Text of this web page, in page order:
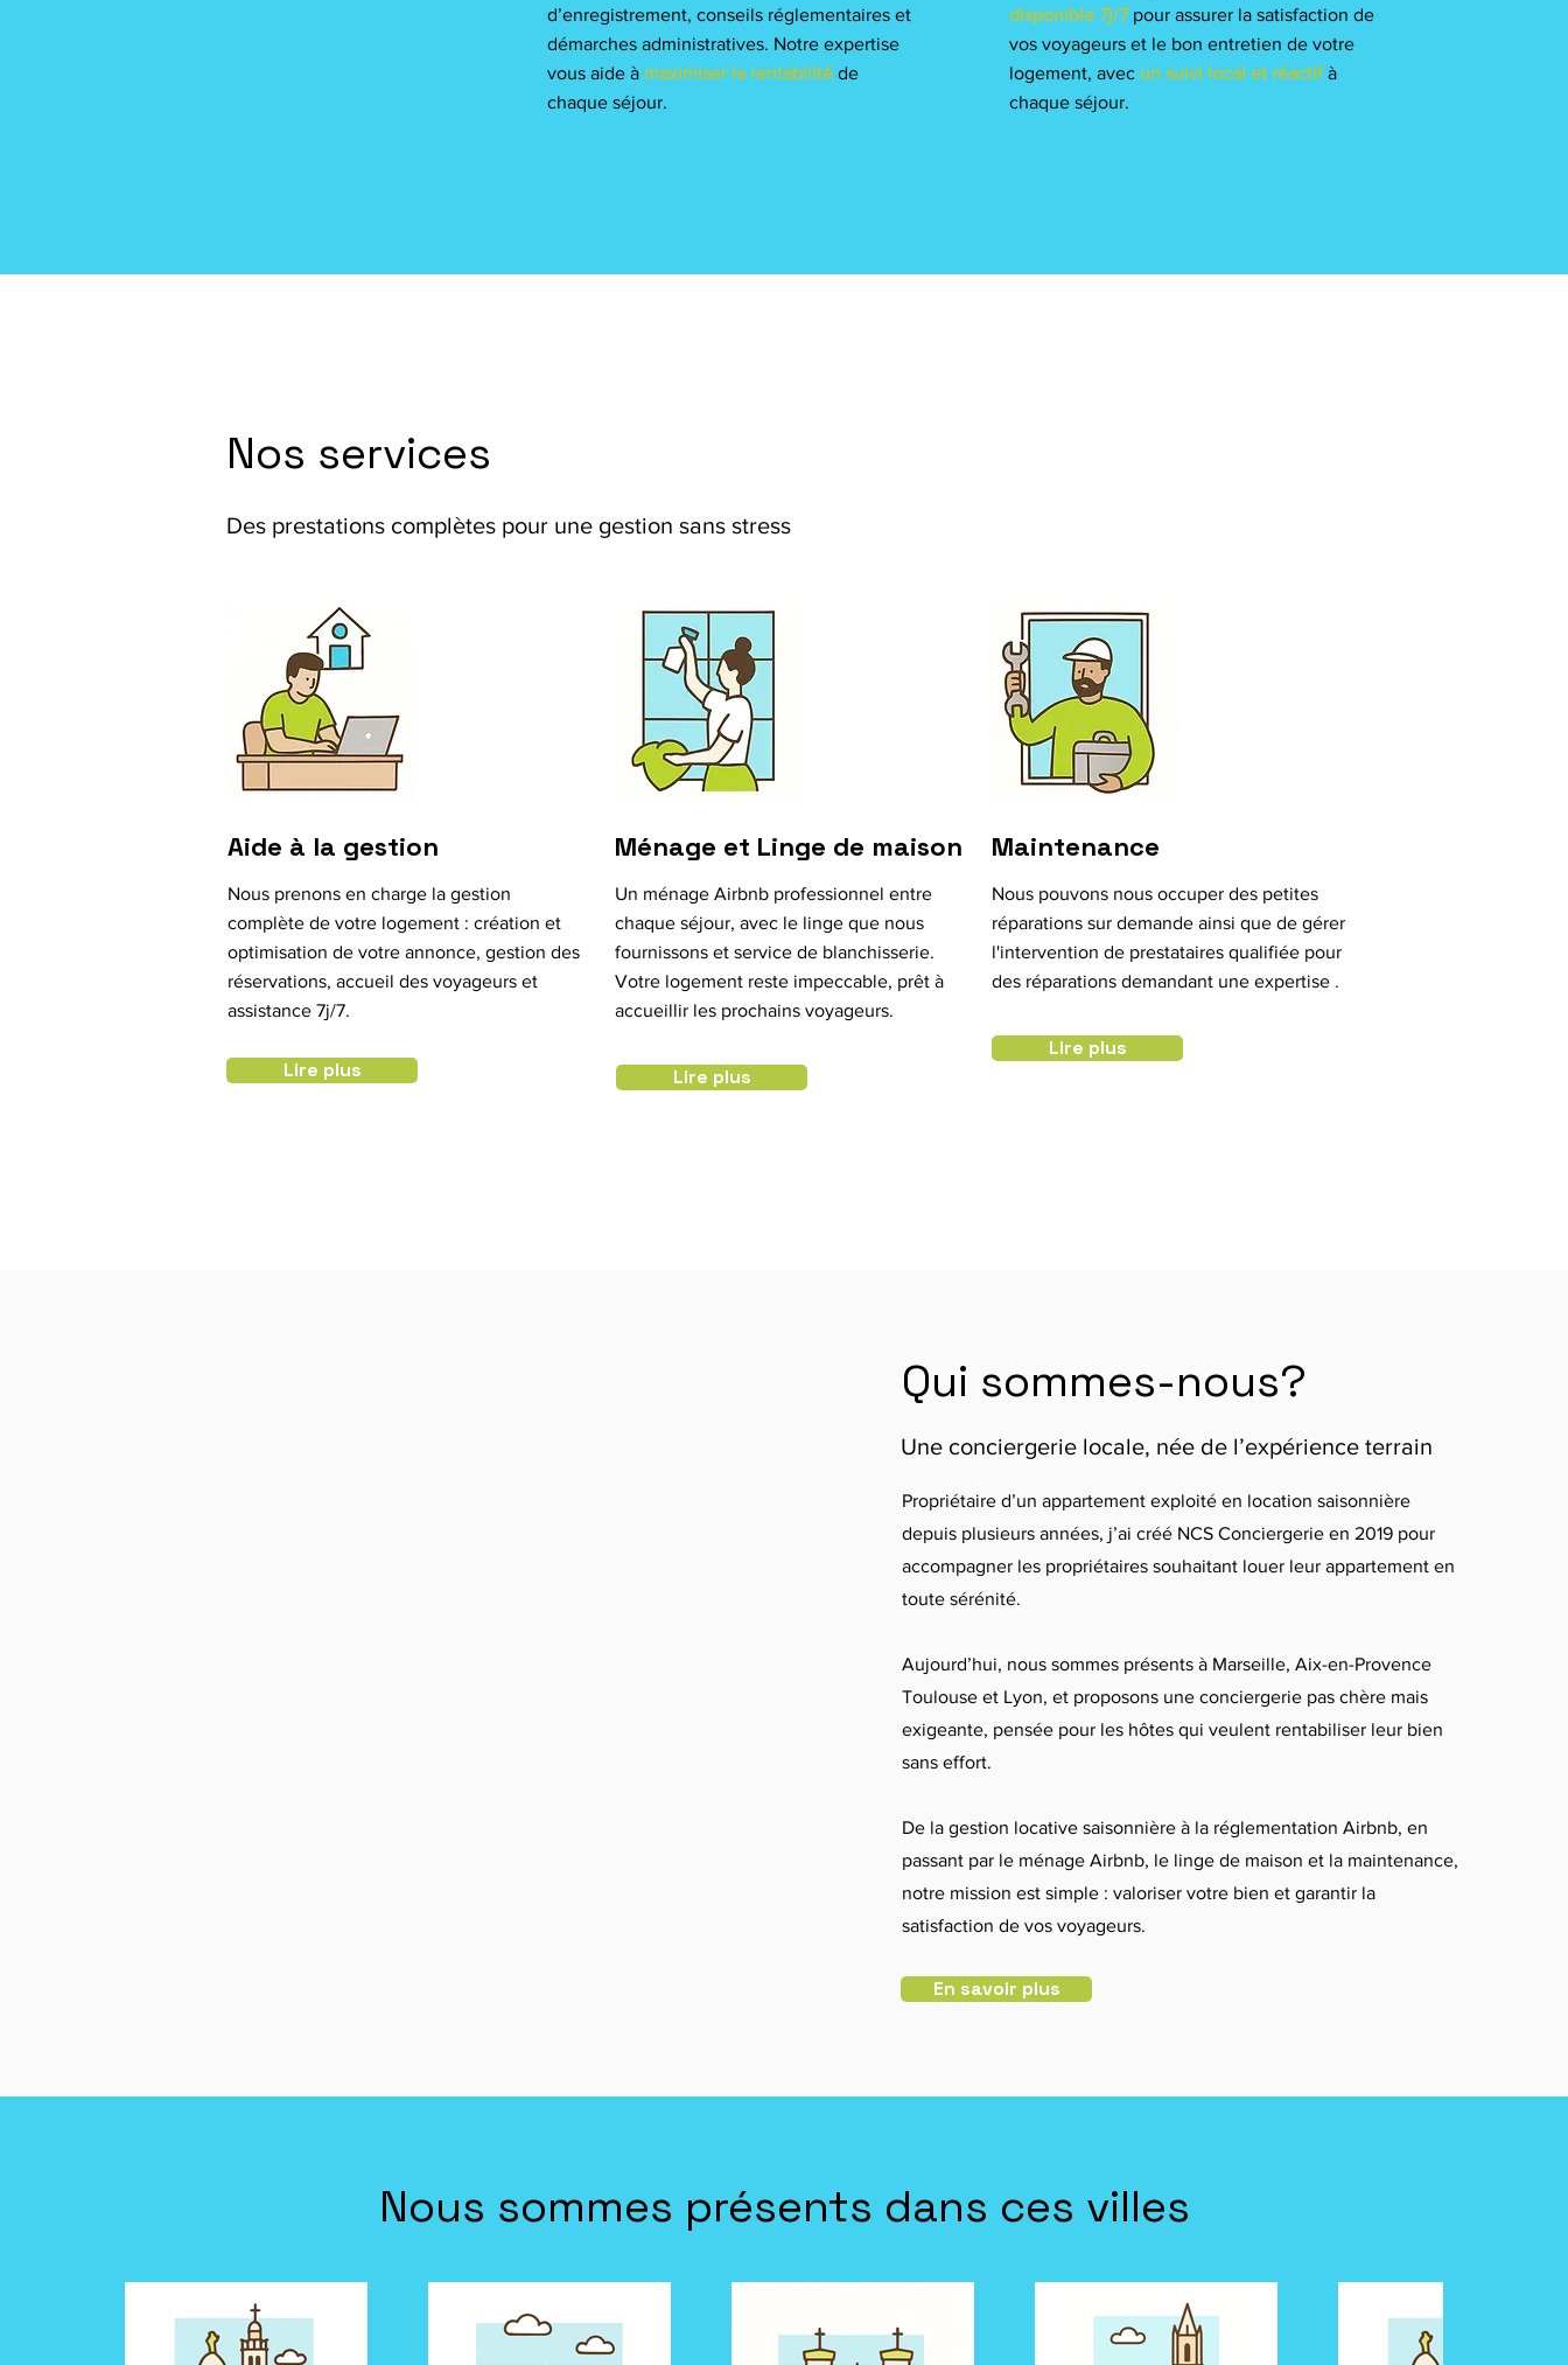
d’enregistrement, conseils réglementaires et
démarches administratives. Notre expertise
vous aide à maximiser la rentabilité de
chaque séjour.
disponible 7j/7 pour assurer la satisfaction de
vos voyageurs et le bon entretien de votre
logement, avec un suivi local et réactifà
chaque séjour.
Nos services
Des prestations complètes pour une gestion sans stress
Aide à la gestion
Nous prenons en charge la gestion
complète de votre logement : création et
optimisation de votre annonce, gestion des
réservations, accueil des voyageurs et
assistance 7j/7.
Lire plus
Ménage et Linge de maison
Un ménage Airbnb professionnel entre
chaque séjour, avec le linge que nous
fournissons et service de blanchisserie.
Votre logement reste impeccable, prêt à
accueillir les prochains voyageurs.
Lire plus
Maintenance
Nous pouvons nous occuper des petites
réparations sur demande ainsi que de gérer
l'intervention de prestataires qualifiée pour
des réparations demandant une expertise .
Lire plus
Qui sommes-nous?
Une conciergerie locale, née de l’expérience terrain
Propriétaire d’un appartement exploité en location saisonnière
depuis plusieurs années, j’ai créé NCS Conciergerie en 2019 pour
accompagner les propriétaires souhaitant louer leur appartement en
toute sérénité.
Aujourd’hui, nous sommes présents à Marseille, Aix-en-Provence
Toulouse et Lyon, et proposons une conciergerie pas chère mais
exigeante, pensée pour les hôtes qui veulent rentabiliser leur bien
sans effort.
De la gestion locative saisonnière à la réglementation Airbnb, en
passant par le ménage Airbnb, le linge de maison et la maintenance,
notre mission est simple : valoriser votre bien et garantir la
satisfaction de vos voyageurs.
En savoir plus
Nous sommes présents dans ces villes